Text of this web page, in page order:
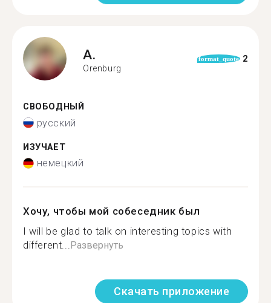
A.
Orenburg
format_quote 2
СВОБОДНЫЙ
русский
ИЗУЧАЕТ
немецкий
Хочу, чтобы мой собеседник был
I will be glad to talk on interesting topics with
different...Развернуть
Скачать приложение